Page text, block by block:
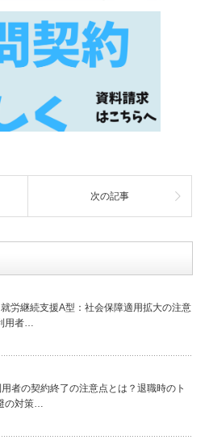
次の記事
労継続支援A型：社会保障適用拡大の注意
用者…
用者の契約終了の注意点とは？退職時のト
の対策…